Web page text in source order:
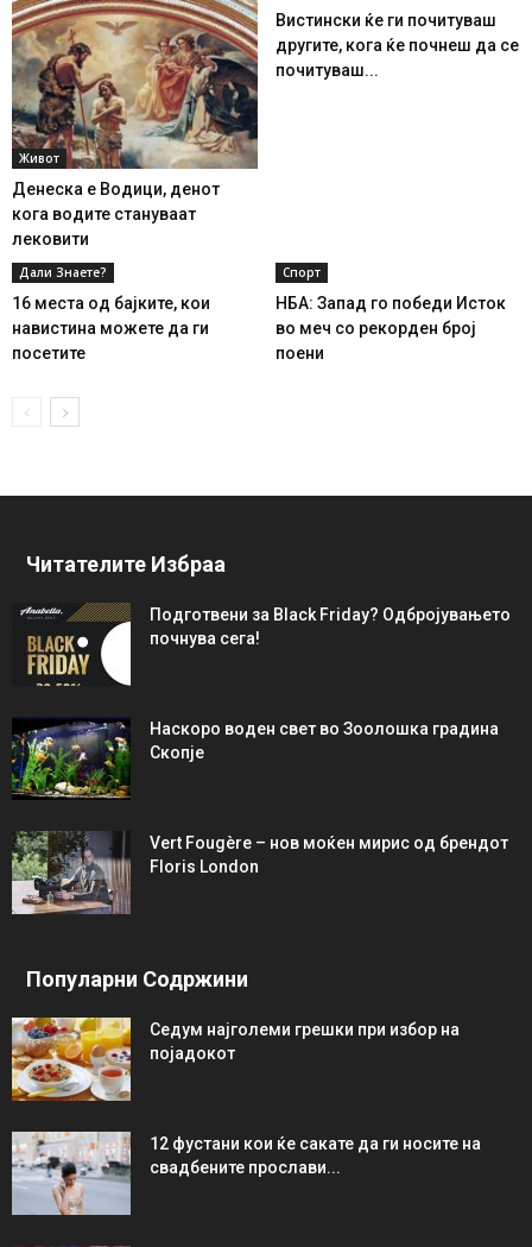
Живот
Денеска е Водици, денот
кога водите стануваат
лековити
Вистински ќе ги почитуваш
другите, кога ќе почнеш да се
почитуваш...
Дали Знаете?
16 места од бајките, кои
навистина можете да ги
посетите
Спорт
НБА: Запад го победи Исток
во меч со рекорден број
поени
Читателите Избраа
Подготвени за Black Friday? Одбројувањето
почнува сега!
Наскоро воден свет во Зоолошка градина
Скопје
Vert Fougère – нов моќен мирис од брендот
Floris London
Популарни Содржини
Седум најголеми грешки при избор на
појадокот
12 фустани кои ќе сакате да ги носите на
свадбените прослави...